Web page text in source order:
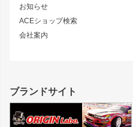
お知らせ
ACEショップ検索
会社案内
シルエイティ
スズキ
GS350
SC
スバル
ホイール
MUD-S7
MUD-SR7
ボンネット
フェンダー
サイドパーツ
ブランドサイト